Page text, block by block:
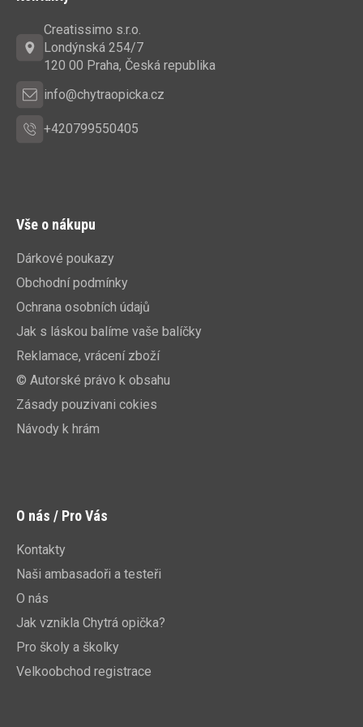
Creatissimo s.r.o.
Londýnská 254/7
120 00 Praha, Česká republika
info@chytraopicka.cz
+420799550405
Vše o nákupu
Dárkové poukazy
Obchodní podmínky
Ochrana osobních údajů
Jak s láskou balíme vaše balíčky
Reklamace, vrácení zboží
© Autorské právo k obsahu
Zásady pouzivani cokies
Návody k hrám
O nás / Pro Vás
Kontakty
Naši ambasadoři a testeři
O nás
Jak vznikla Chytrá opička?
Pro školy a školky
Velkoobchod registrace